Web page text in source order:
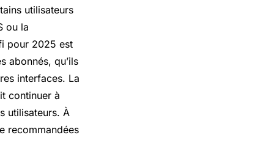
utilisateurs
ou la
pour 2025 est
abonnés, qu’ils
interfaces. La
continuer à
utilisateurs. À
recommandées